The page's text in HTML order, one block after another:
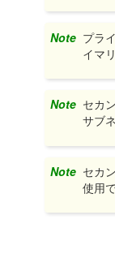
Note プラ
イマ
Note セカ
サブ
Note セカ
使用